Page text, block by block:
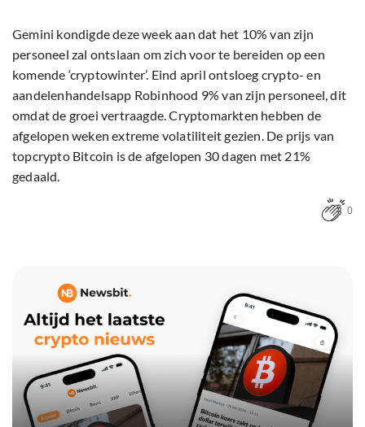
Gemini kondigde deze week aan dat het 10% van zijn
personeel zal ontslaan om zich voor te bereiden op een
komende ‘cryptowinter’. Eind april ontsloeg crypto- en
aandelenhandelsapp Robinhood 9% van zijn personeel, dit
omdat de groei vertraagde. Cryptomarkten hebben de
afgelopen weken extreme volatiliteit gezien. De prijs van
topcrypto Bitcoin is de afgelopen 30 dagen met 21%
gedaald.
0